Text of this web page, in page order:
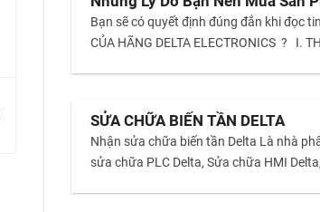
Bạn sẽ có quyết định đúng đắn khi đọc tin
CỦA HÃNG DELTA ELECTRONICS ? I.
SỬA CHỮA BIẾN TẦN DELTA
Nhận sửa chữa biến tần Delta Là nhà
sửa chữa PLC Delta, Sửa chữa HMI